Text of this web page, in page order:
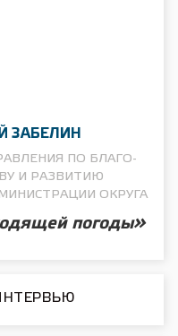
ЗАБЕЛИН
ПО БЛАГО­
И РАЗВИТИЮ
ОКРУГА
погоды»